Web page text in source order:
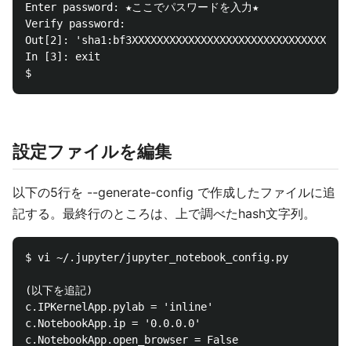
Enter password: ★ここでパスワードを入力★
Verify password:
Out[2]:
In [3]: exit
設定ファイルを編集
以下の5行を --generate-config で作成したファイルに追
記する。最終行のところは、上で調べたhash文字列。
$ vi ~/.jupyter/jupyter_notebook_config.py
(以下を追記)
c.IPKernelApp.pylab = 'inline'
c.NotebookApp.ip = '0.0.0.0'
c.NotebookApp.open_browser = False